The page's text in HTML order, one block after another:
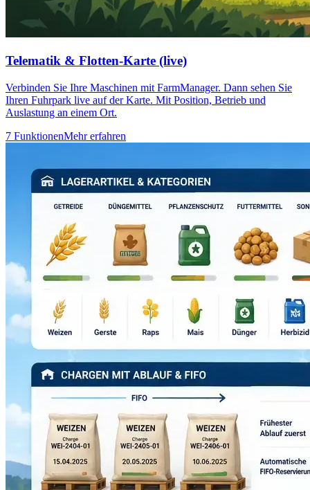
Telematik & Flotten-Karte (live)
Verbinden Sie Ihre Maschinen mit FarmManager. Dann sehen Sie
Ihren Fuhrpark live auf der Karte. Mit Position, Betrieb und
Auslastung an einem Ort.
7 FunktionenMehr erfahren